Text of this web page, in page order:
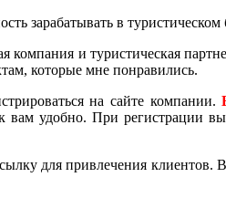
зарабатывать в
компания и туристическая
которые мне понравились.
на сайте компании.
удобно. При регистрации
для привлечения клиентов.